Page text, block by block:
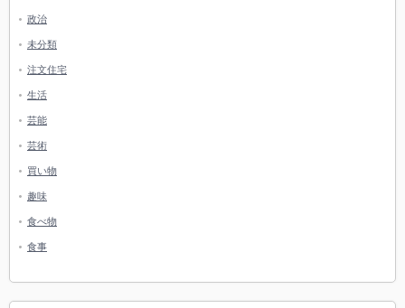
政治
未分類
注文住宅
生活
芸能
芸術
買い物
趣味
食べ物
食事